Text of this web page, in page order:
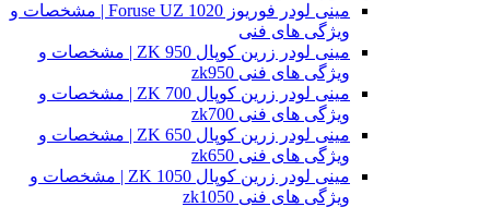
مینی لودر فوریوز Foruse UZ 1020 | مشخصات و
ویژگی های فنی
مینی لودر زرین کوپال ZK 950 | مشخصات و
ویژگی های فنی zk950
مینی لودر زرین کوپال ZK 700 | مشخصات و
ویژگی های فنی zk700
مینی لودر زرین کوپال ZK 650 | مشخصات و
ویژگی های فنی zk650
مینی لودر زرین کوپال ZK 1050 | مشخصات و
ویژگی های فنی zk1050